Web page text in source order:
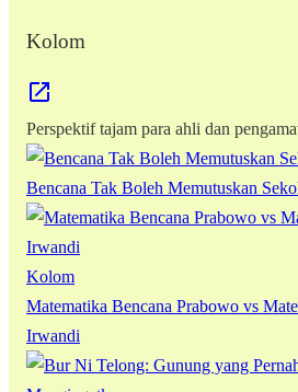
Kolom
Perspektif tajam para ahli dan
Bencana Tak Boleh Memutuskan
Kolom
Matematika Bencana Prabowo vs
Irwandi